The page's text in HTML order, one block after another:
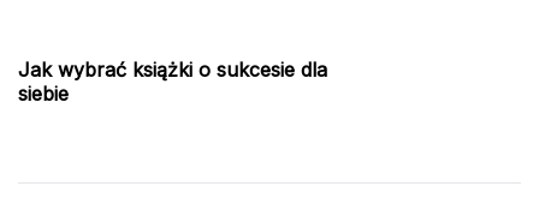
Jak wybrać książki o sukcesie dla
siebie